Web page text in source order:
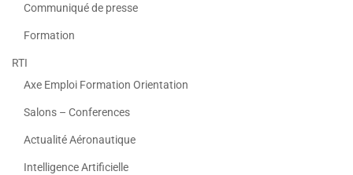
Communiqué de presse
Formation
RTI
Axe Emploi Formation Orientation
Salons – Conferences
Actualité Aéronautique
Intelligence Artificielle